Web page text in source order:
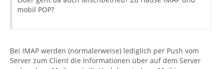
mobil POP?
Bei IMAP werden (normalerweise) lediglich per Push vom
Server zum Client die Informationen über auf dem Server